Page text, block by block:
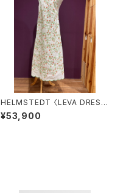
HELMSTEDT 〈LEVA DRES
S〉
¥53,900